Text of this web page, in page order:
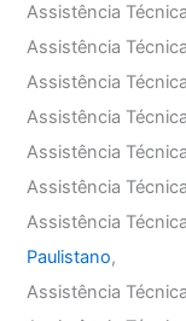
Assistência
Assistência
Assistência
Assistência
Assistência
Assistência
Assistência
Paulistano,
Assistência